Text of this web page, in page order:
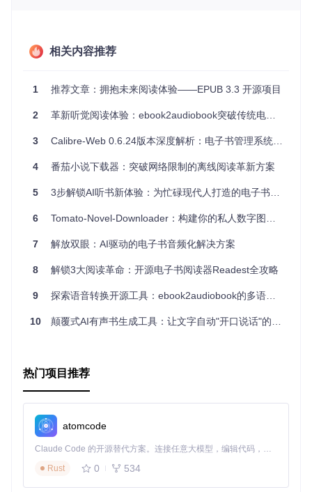
项目特点
无缝同步：文字与音频的精准配对，使阅读成为视听盛
互动性增强：点击或按键操作即可调整进度，文字成为导
跨平台支持：良好的浏览器兼容性，覆盖桌面到移动端。
易于扩展
：虽然是基于特定的文本来源开发，但为其他内
容的集成提供了模板和启发。
创新教学工具：适合教育环境，提高学习材料的可访问性
和交互性。
HTML5 Audio Read-Along不仅是技术的展示，更是对未来
阅读体验的一次大胆探索。它向我们证明，通过现代技术手
段，传统的阅读习惯可以被赋予全新的活力，使得信息获取更
加多元、高效。对于教育工作者、出版商以及所有热爱阅读的
人士而言，这是一个不可多得的创新尝试。不妨一试，或许你
相关内容推荐
1 推荐文章：拥抱未来阅读体验——EPUB 3.3 开源项目
2 革新听觉阅读体验：ebook2audiobook突破传统电子书边界的全攻略
3 Calibre-Web 0.6.24版本深度解析：电子书管理系统的全面升级
4 番茄小说下载器：突破网络限制的离线阅读革新方案
5 3步解锁AI听书新体验：为忙碌现代人打造的电子书音频化方案
6 Tomato-Novel-Downloader：构建你的私人数字图书馆
7 解放双眼：AI驱动的电子书音频化解决方案
8 解锁3大阅读革命：开源电子书阅读器Readest全攻略
9 探索语音转换开源工具：ebook2audiobook的多语言电子书转语音解决方案
10 颠覆式AI有声书生成工具：让文字自动"开口说话"的黑科技
热门项目推荐
atomcode
Claude Code 的开源替代方案。连接任意大模型，编辑代码，运行命令，自动验证 — 全自动执行。用 Rust 构建，极致性能。 ｜ An open-source alternative to Claude Code. Connect any LLM, edit code, run commands, and verify changes — autonomously. Built in Rust for speed. Get Started
Rust
0 534